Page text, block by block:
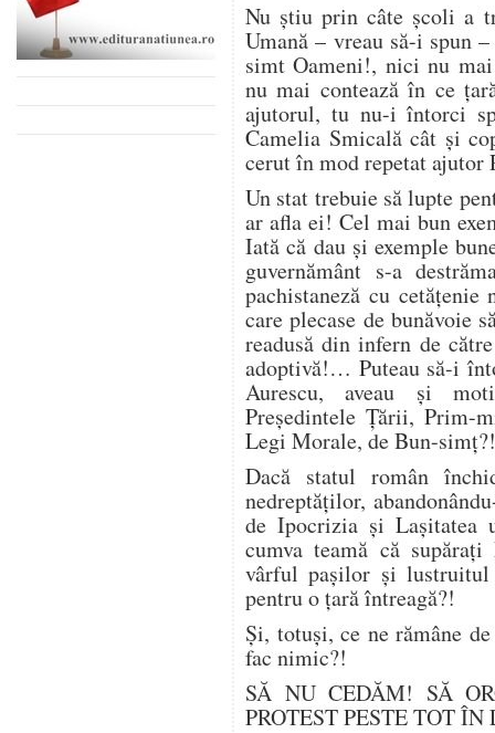
Nu știu prin câte școli a
Umană – vreau să-i spun
simt Oameni!, nici nu
nu mai contează în ce
ajutorul, tu nu-i întorci
Camelia Smicală cât și
cerut în mod repetat ajutor
Un stat trebuie să lupte
ar afla ei! Cel mai bun
Iată că dau și exemple
guvernământ s-a
pachistaneză cu
care plecase de bunăvoie
readusă din infern de
adoptivă!… Puteau să-i
Aurescu, aveau și
Președintele Țării, Prim-
Legi Morale, de Bun-simț?!
Dacă statul român
nedreptăților,
de Ipocrizia și Lașitatea
cumva teamă că
vârful pașilor și
pentru o țară întreagă?!
Și, totuși, ce ne rămâne
fac nimic?!
SĂ NU CEDĂM! SĂ
PROTEST PESTE TOT